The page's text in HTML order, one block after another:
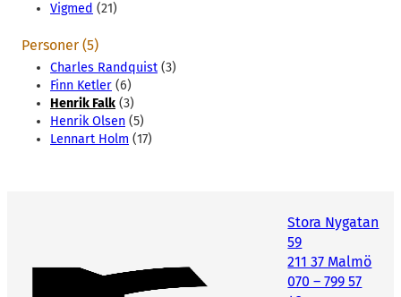
Vigmed (21)
Personer (5)
Charles Randquist (3)
Finn Ketler (6)
Henrik Falk (3)
Henrik Olsen (5)
Lennart Holm (17)
Stora Nygatan
59
211 37 Malmö
070 – 799 57